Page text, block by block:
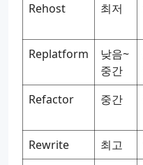
Rehost
최저
Replatform
낮음~
중간
Refactor 중간
Rewrite
최고